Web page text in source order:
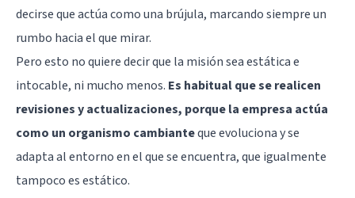
decirse que actúa como una brújula, marcando siempre un
rumbo hacia el que mirar.
Pero esto no quiere decir que la misión sea estática e
intocable, ni mucho menos. Es habitual que se realicen
revisiones y actualizaciones, porque la empresa actúa
como un organismo cambianteque evoluciona y se
adapta al entorno en el que se encuentra, que igualmente
tampoco es estático.